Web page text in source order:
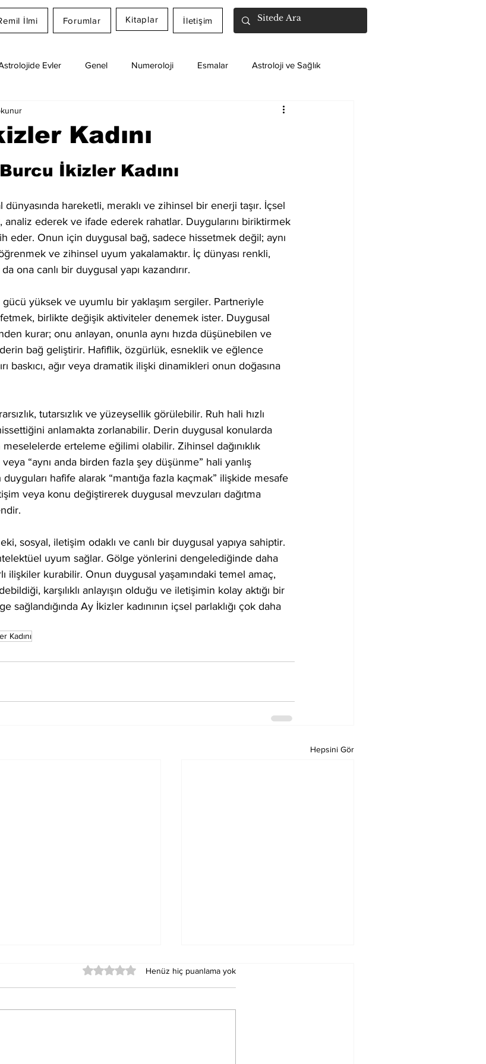
İlmi Forumlar Kitaplar İletişim
Evler Genel Numeroloji Esmalar Astroloji ve Sağlık
Kadını
İkizler Kadını
dünyasında hareketli, meraklı ve zihinsel bir enerji taşır. İçsel
analiz ederek ve ifade ederek rahatlar. Duygularını biriktirmek
eder. Onun için duygusal bağ, sadece hissetmek değil; aynı
ve zihinsel uyum yakalamaktır. İç dünyası renkli,
ona canlı bir duygusal yapı kazandırır.
yüksek ve uyumlu bir yaklaşım sergiler. Partneriyle
birlikte değişik aktiviteler denemek ister. Duygusal
kurar; onu anlayan, onunla aynı hızda düşünebilen ve
bağ geliştirir. Hafiflik, özgürlük, esneklik ve eğlence
baskıcı, ağır veya dramatik ilişki dinamikleri onun doğasına
tutarsızlık ve yüzeysellik görülebilir. Ruh hali hızlı
anlamakta zorlanabilir. Derin duygusal konularda
erteleme eğilimi olabilir. Zihinsel dağınıklık
“aynı anda birden fazla şey düşünme” hali yanlış
hafife alarak “mantığa fazla kaçmak” ilişkide mesafe
veya konu değiştirerek duygusal mevzuları dağıtma
sosyal, iletişim odaklı ve canlı bir duygusal yapıya sahiptir.
uyum sağlar. Gölge yönlerini dengelediğinde daha
ilişkiler kurabilir. Onun duygusal yaşamındaki temel amaç,
karşılıklı anlayışın olduğu ve iletişimin kolay aktığı bir
sağlandığında Ay İkizler kadınının içsel parlaklığı çok daha
Kadını
Hepsini Gör
5 üzerinden 0 yıldızHenüz hiç puanlama yok